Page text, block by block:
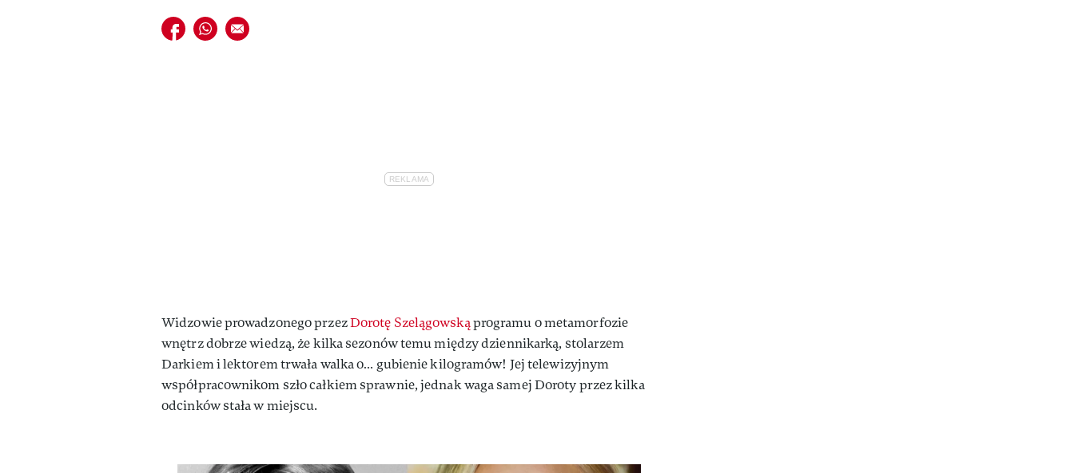
Udostępnij na facebook
Udostępnij na whatsapp
E-mail do przyjaciela
Widzowie prowadzonego przezDorotę Szelągowskąprogramu o metamorfozie
wnętrz dobrze wiedzą, że kilka sezonów temu między dziennikarką, stolarzem
Darkiem i lektorem trwała walka o… gubienie kilogramów! Jej telewizyjnym
współpracownikom szło całkiem sprawnie, jednak waga samej Doroty przez kilka
odcinków stała w miejscu.